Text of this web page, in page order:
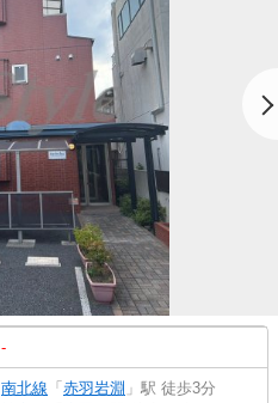
-
南北線 「 赤羽岩淵 」駅 徒歩3分